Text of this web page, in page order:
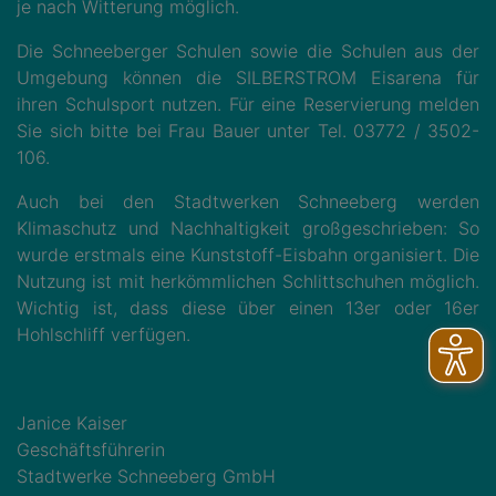
je nach Witterung möglich.
Die Schneeberger Schulen sowie die Schulen aus der
Umgebung können die SILBERSTROM Eisarena für
ihren Schulsport nutzen. Für eine Reservierung melden
Sie sich bitte bei Frau Bauer unter Tel. 03772 / 3502-
106.
Auch bei den Stadtwerken Schneeberg werden
Klimaschutz und Nachhaltigkeit großgeschrieben: So
wurde erstmals eine Kunststoff-Eisbahn organisiert. Die
Nutzung ist mit herkömmlichen Schlittschuhen möglich.
Wichtig ist, dass diese über einen 13er oder 16er
Hohlschliff verfügen.
Janice Kaiser
Geschäftsführerin
Stadtwerke Schneeberg GmbH